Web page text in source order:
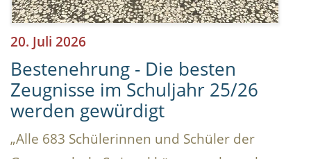
20. Juli 2026
Bestenehrung - Die besten
Zeugnisse im Schuljahr 25/26
werden gewürdigt
„Alle 683 Schülerinnen und Schüler der